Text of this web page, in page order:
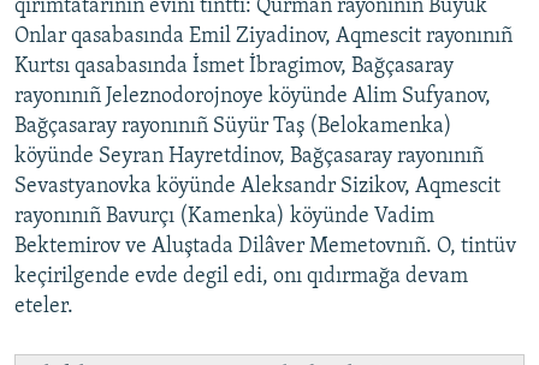
qırımtatarınıñ evini tintti: Qurman rayonınıñ Büyük
Onlar qasabasında Emil Ziyadinov, Aqmescit rayonınıñ
Kurtsı qasabasında İsmet İbragimov, Bağçasaray
rayonınıñ Jeleznodorojnoye köyünde Alim Sufyanov,
Bağçasaray rayonınıñ Süyür Taş (Belokamenka)
köyünde Seyran Hayretdinov, Bağçasaray rayonınıñ
Sevastyanovka köyünde Aleksandr Sizikov, Aqmescit
rayonınıñ Bavurçı (Kamenka) köyünde Vadim
Bektemirov ve Aluştada Dilâver Memetovnıñ. O, tintüv
keçirilgende evde degil edi, onı qıdırmağa devam
eteler.